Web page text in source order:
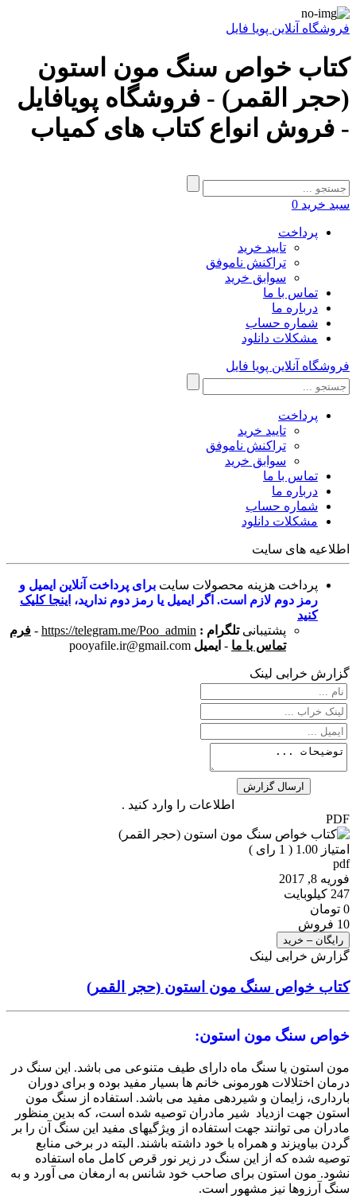
فروشگاه آنلاین پویا فایل
کتاب خواص سنگ مون استون
(حجر القمر) - فروشگاه پویافایل
- فروش انواع کتاب های کمیاب
سبد خرید 0
پرداخت
تایید خرید
تراکنش ناموفق
سوابق خرید
تماس با ما
درباره ما
شماره حساب
مشکلات دانلود
فروشگاه آنلاین پویا فایل
پرداخت
تایید خرید
تراکنش ناموفق
سوابق خرید
تماس با ما
درباره ما
شماره حساب
مشکلات دانلود
اطلاعیه های سایت
پرداخت هزینه محصولات سایت برای پرداخت آنلاین ایمیل و
رمز دوم لازم است. اگر ایمیل یا رمز دوم ندارید، اینجا کلیک
کنید
پشتیبانی تلگرام : https://telegram.me/Poo_admin
- فرم
تماس با ما - ایمیل pooyafile.ir@gmail.com
گزارش خرابی لینک
اطلاعات را وارد کنید .
PDF
امتیاز 1.00 ( 1 رای )
pdf
فوریه 8, 2017
247 کیلوبایت
0 تومان
10 فروش
رایگان – خرید
گزارش خرابی لینک
کتاب خواص سنگ مون استون (حجر القمر)
خواص سنگ مون استون:
مون استون یا سنگ ماه دارای طیف متنوعی می باشد. این سنگ در
درمان اختلالات هورمونی خانم ها بسیار مفید بوده و برای دوران
بارداری، زایمان و شیردهی مفید می باشد. استفاده از سنگ مون
استون جهت ازدیاد شیر مادران توصیه شده است، که بدین منظور
مادران می توانند جهت استفاده از ویژگیهای مفید این سنگ آن را بر
گردن بیاویزند و همراه با خود داشته باشند. البته در برخی منابع
توصیه شده که از این سنگ در زیر نور قرص کامل ماه استفاده
نشود. مون استون برای صاحب خود شانس به ارمغان می آورد و به
سنگ آرزوها نیز مشهور است.